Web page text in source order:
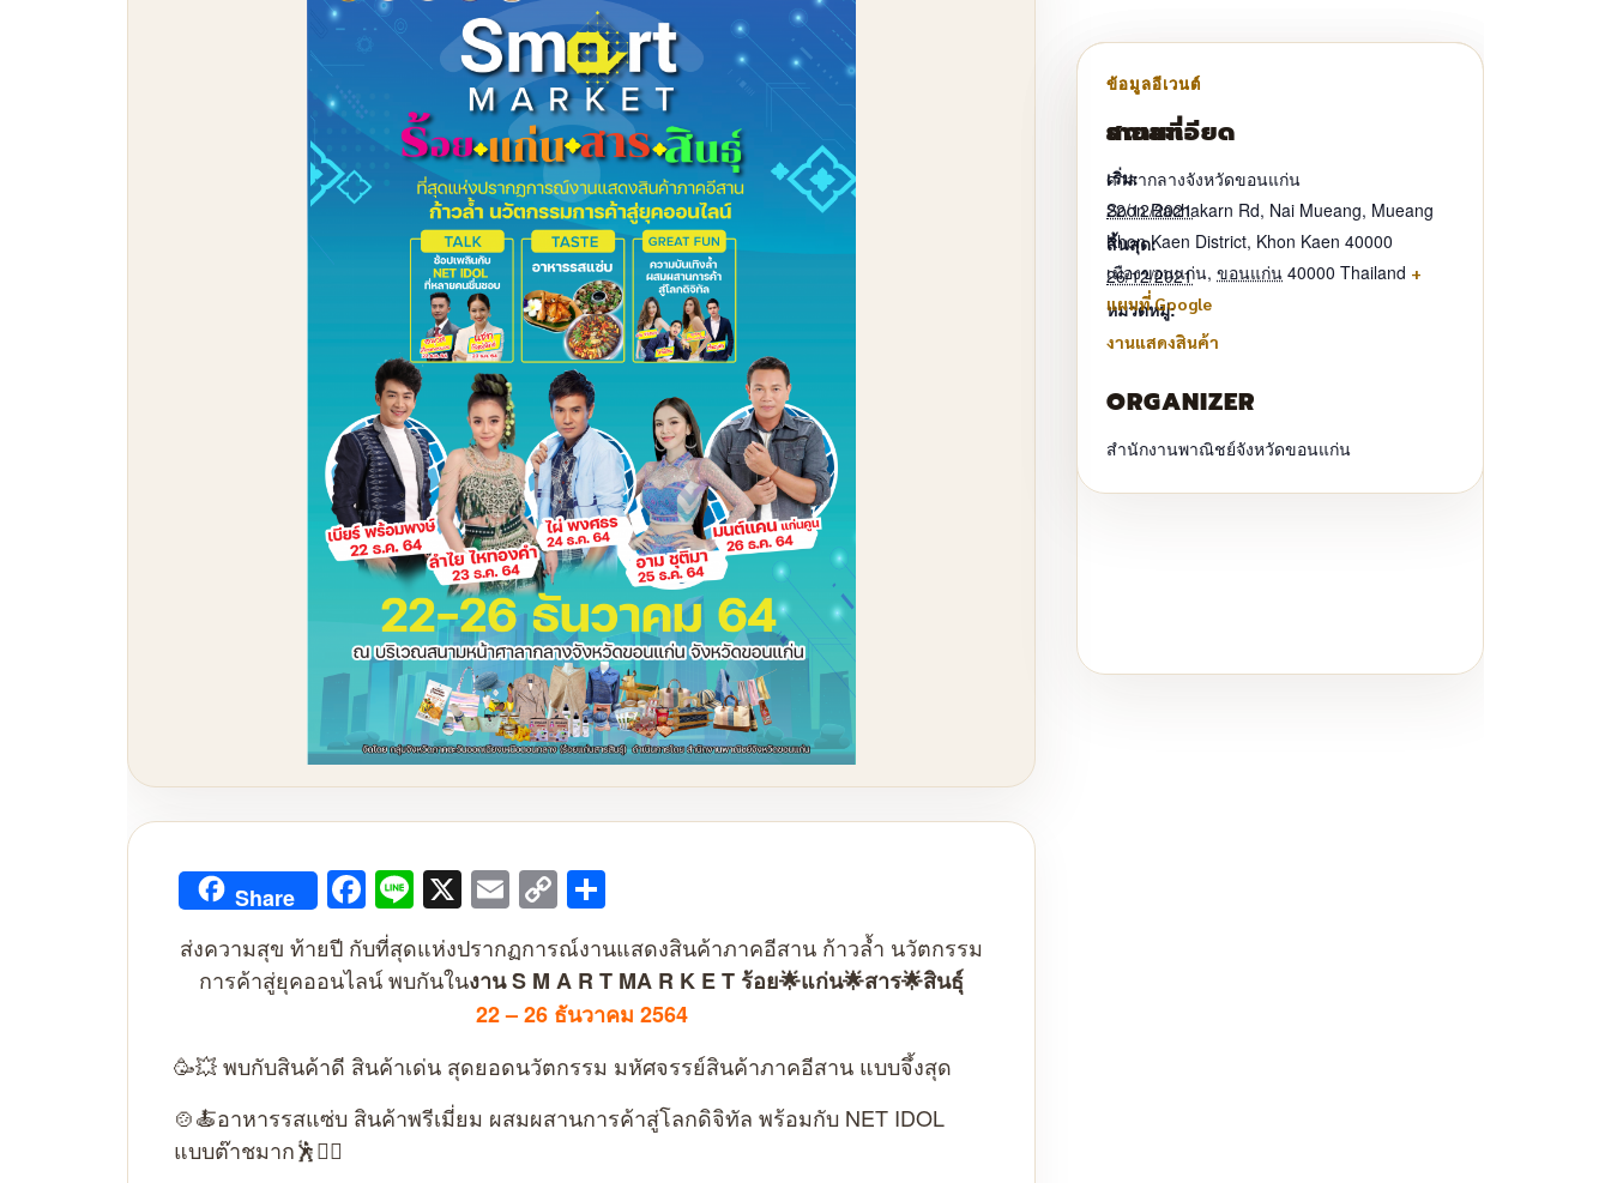
Share Facebook
Line
X Email
Copy
Link
ส่งความสุข ท้ายปี กับที่สุดแห่งปรากฏการณ์งานแสดงสินค้าภาคอีสาน ก้าวล้ำ นวัตกรรม
การค้าสู่ยุคออนไลน์ พบกันในงาน S M A R T MA R K E T ร้อย🌟แก่น🌟สาร🌟สินธุ์
22 – 26 ธันวาคม 2564
🥳💥 พบกับสินค้าดี สินค้าเด่น สุดยอดนวัตกรรม มหัศจรรย์สินค้าภาคอีสาน แบบจึ้งสุด
🍲🍝อาหารรสแซ่บ สินค้าพรีเมี่ยม ผสมผสานการค้าสู่โลกดิจิทัล พร้อมกับ NET IDOL
แบบต๊าชมาก🕺🧚‍♀
รายละเอียด
เริ่ม:
22/12/2021
สิ้นสุด:
26/12/2021
หมวดหมู่:
งานแสดงสินค้า
ORGANIZER
สำนักงานพาณิชย์จังหวัดขอนแก่น
สถานที่
ศาลากลางจังหวัดขอนแก่น
Soon Rachakarn Rd, Nai Mueang, Mueang
Khon Kaen District, Khon Kaen 40000
เมืองขอนแก่น, ขอนแก่น 40000 Thailand +
แผนที่ Google